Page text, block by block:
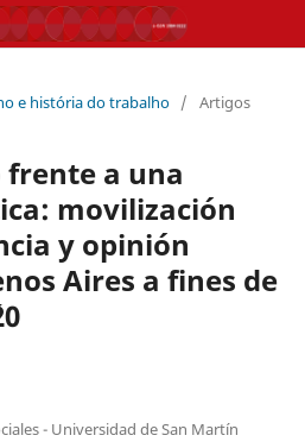
e história do trabalho / Artigos
frente a una
movilización
y opinión
Aires a fines de
- Universidad de San Martín